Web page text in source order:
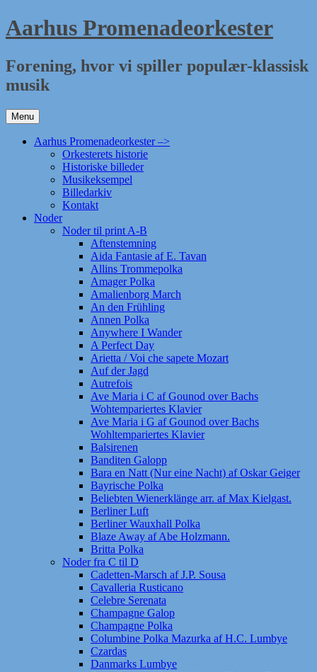
Hop
til
Aarhus Promenadeorkester
Forening, hvor vi spiller populær-klassisk
musik
Menu
Aarhus Promenadeorkester –>
Orkesterets historie
Historiske billeder
Musikeksempel
Billedarkiv
Kontakt
Noder
Noder til print A-B
Aftenstemning
Aida Fantasie af E. Tavan
Allins Trommepolka
Amager Polka
Amalienborg March
An den Frühling
Annen Polka
Anywhere I Wander
A Perfect Day
Arietta / Voi che sapete Mozart
Auf der Jagd
Autrefois
Ave Maria i C af Gounod over Bachs
Wohtempariertes Klavier
Ave Maria i G af Gounod over Bachs
Wohltempariertes Klavier
Balsirenen
Banditen Galopp
Bara en Natt (Nur eine Nacht) af Oskar Geiger
Bayrische Polka
Beliebten Wienerklänge arr. af Max Kielgast.
Berliner Luft
Berliner Wauxhall Polka
Blaze Away af Abe Holzmann.
Britta Polka
Noder fra C til D
Cadetten-Marsch af J.P. Sousa
Cavalleria Rusticano
Celebre Serenata
Champagne Galop
Champagne Polka
Columbine Polka Mazurka af H.C. Lumbye
Czardas
Danmarks Lumbye